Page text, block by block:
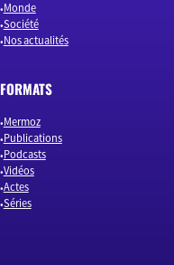
Monde
Société
Nos actualités
FORMATS
Mermoz
Publications
Podcasts
Vidéos
Actes
Séries